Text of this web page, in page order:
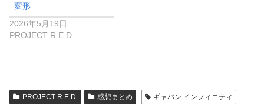
変形
2026年5月19日
PROJECT R.E.D.
PROJECT R.E.D. 感想まとめ ギャバン インフィニティ